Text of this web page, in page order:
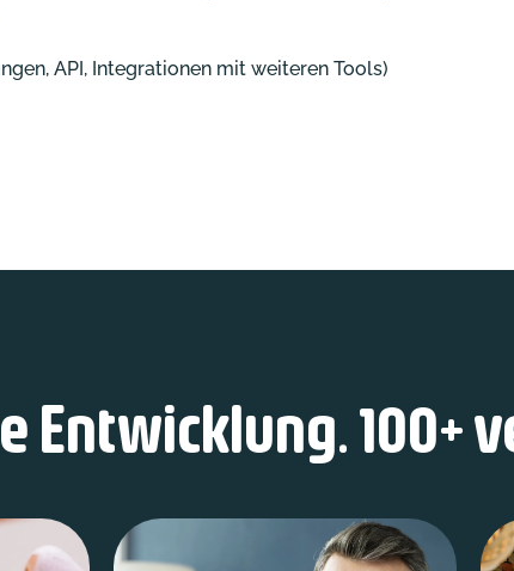
API, Integrationen mit weiteren Tools)
Entwicklung.